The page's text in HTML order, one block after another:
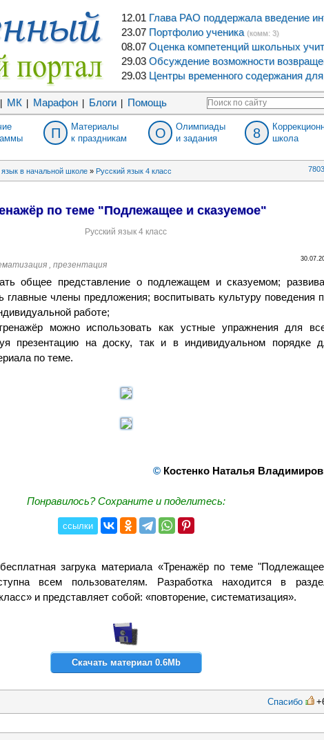
12.01 Глава РАО поддержала введение
23.07 Портфолио ученика (комм: 3)
08.07 Оценка компетенций школьных
29.03 Обсуждение возможности
29.03 Центры временного содержания
МК Марафон Блоги Помощь
П
Материалы
к праздникам
О
Олимпиады
и задания
8
школа
язык в начальной школе » Русский язык 4 класс
по теме "Подлежащее и сказуемое"
Русский язык 4 класс
, презентация
общее представление о подлежащем и сказуемом;
главные члены предложения; воспитывать культуру поведения
работе;
можно использовать как устные упражнения для
презентацию на доску, так и в индивидуальном порядке
по теме.
© Костенко Наталья
Понравилось? Сохраните и поделитесь:
ссылки
бесплатная загрука материала «Тренажёр по теме
всем пользователям. Разработка находится в
и представляет собой: «повторение, систематизация».
Скачать материал 0.6Mb
Спасибо